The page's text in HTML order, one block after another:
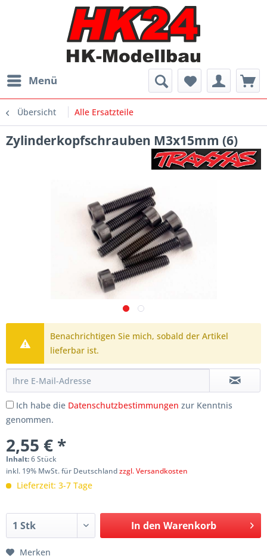
Menü
Übersicht Alle Ersatzteile
Zylinderkopfschrauben M3x15mm (6)
Benachrichtigen Sie mich, sobald der Artikel
lieferbar ist.
Ich habe die Datenschutzbestimmungen zur Kenntnis
genommen.
2,55 € *
Inhalt:6 Stück
inkl. 19% MwSt. für Deutschlandzzgl. Versandkosten
Lieferzeit: 3-7 Tage
In den Warenkorb
Merken